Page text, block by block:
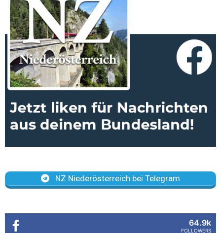
NZ Niederösterreich bei Telegram
64.9k
FOLLOWERS